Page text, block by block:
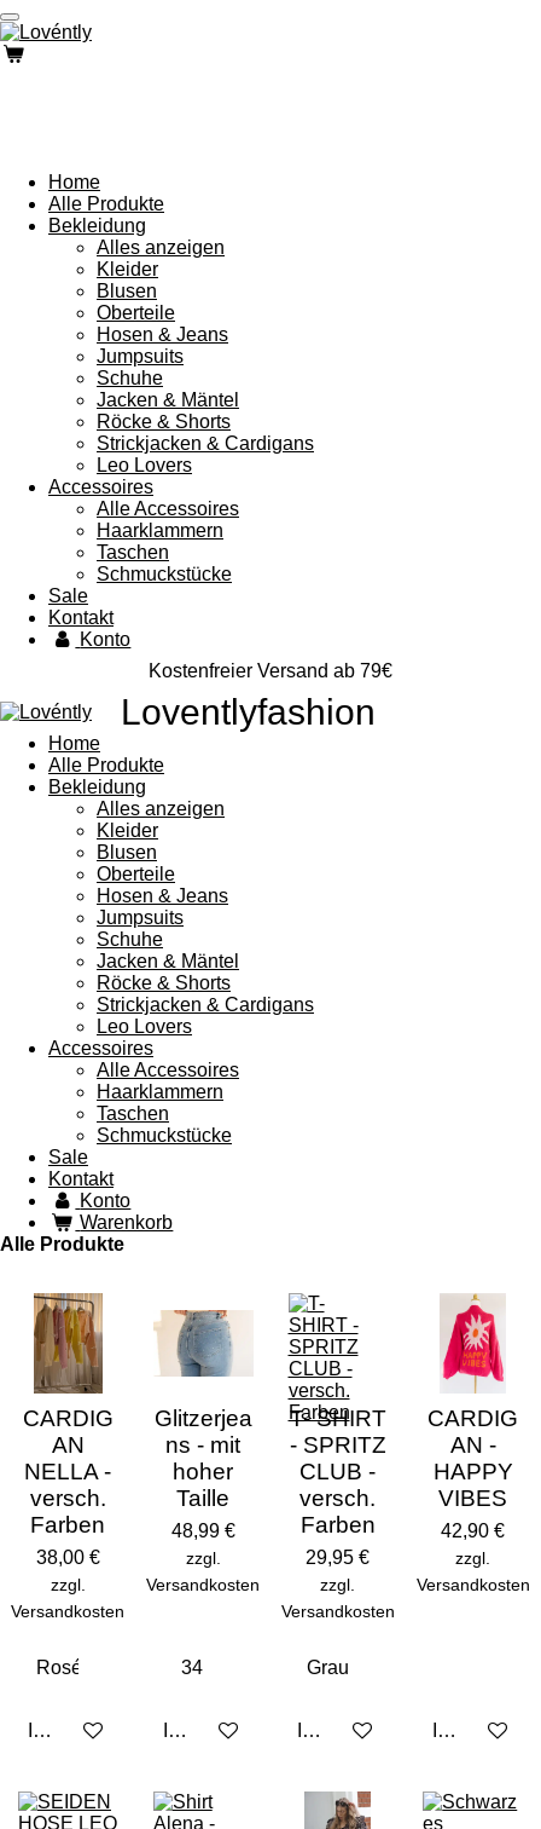
Zum
Hauptinhalt
springen
Home
Alle Produkte
Bekleidung
Alles anzeigen
Kleider
Blusen
Oberteile
Hosen & Jeans
Jumpsuits
Schuhe
Jacken & Mäntel
Röcke & Shorts
Strickjacken & Cardigans
Leo Lovers
Accessoires
Alle Accessoires
Haarklammern
Taschen
Schmuckstücke
Sale
Kontakt
Konto
Kostenfreier Versand ab 79€
Loventlyfashion
Home
Alle Produkte
Bekleidung
Alles anzeigen
Kleider
Blusen
Oberteile
Hosen & Jeans
Jumpsuits
Schuhe
Jacken & Mäntel
Röcke & Shorts
Strickjacken & Cardigans
Leo Lovers
Accessoires
Alle Accessoires
Haarklammern
Taschen
Schmuckstücke
Sale
Kontakt
Konto
Warenkorb
Alle Produkte
CARDIG
AN
NELLA -
versch.
Farben
38,00 €
zzgl.
Versandkosten
In den Warenkorb
Glitzerjea
ns - mit
hoher
Taille
48,99 €
zzgl.
Versandkosten
In den Warenkorb
T- SHIRT
- SPRITZ
CLUB -
versch.
Farben
29,95 €
zzgl.
Versandkosten
In den Warenkorb
CARDIG
AN -
HAPPY
VIBES
42,90 €
zzgl.
Versandkosten
In den